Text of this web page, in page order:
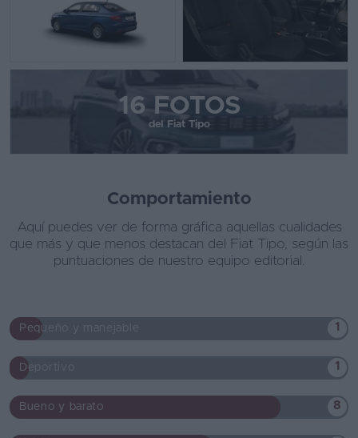
16 FOTOS
del Fiat Tipo
Comportamiento
Aquí puedes ver de forma gráfica aquellas cualidades
que más y que menos destacan del Fiat Tipo, según las
puntuaciones de nuestro equipo editorial.
Pequeño y manejable 1
Deportivo 1
Bueno y barato 8